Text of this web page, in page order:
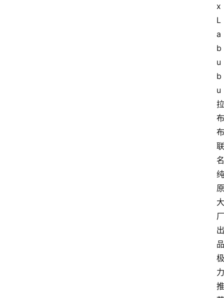
x
L
a
b
u
b
u
拉
布
布
联
名
纯
原
大
厂
出
品
极
力
推